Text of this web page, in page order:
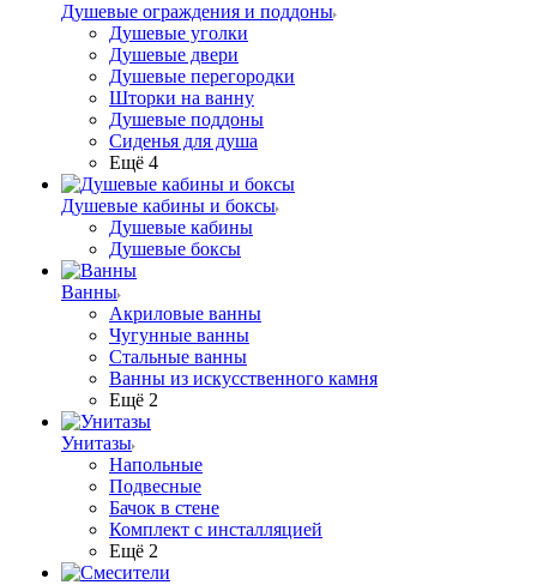
Душевые ограждения и поддоны
Душевые уголки
Душевые двери
Душевые перегородки
Шторки на ванну
Душевые поддоны
Сиденья для душа
Ещё 4
Душевые кабины и боксы
Душевые кабины
Душевые боксы
Ванны
Акриловые ванны
Чугунные ванны
Стальные ванны
Ванны из искусственного камня
Ещё 2
Унитазы
Напольные
Подвесные
Бачок в стене
Комплект с инсталляцией
Ещё 2